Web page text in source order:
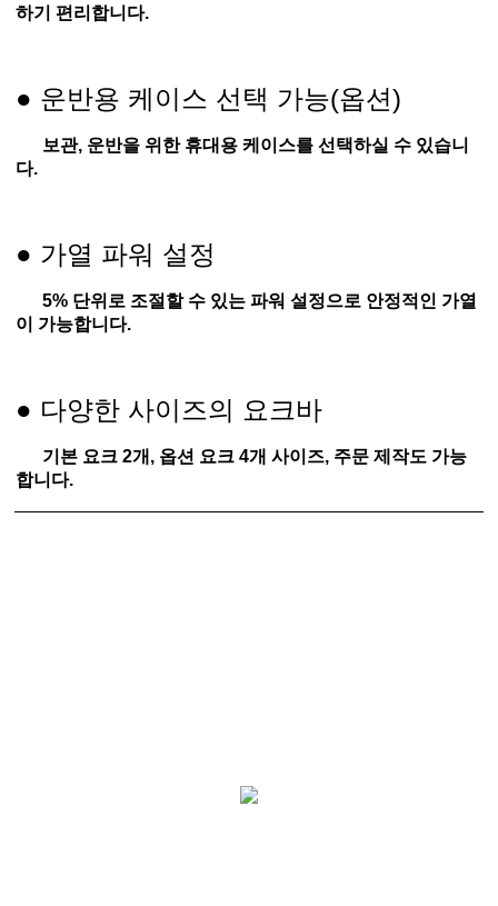
하기 편리합니다.
● 운반용 케이스 선택 가능(옵션)
보관, 운반을 위한 휴대용 케이스를 선택하실 수 있습니
다.
● 가열 파워 설정
5% 단위로 조절할 수 있는 파워 설정으로 안정적인 가열
이 가능합니다.
● 다양한 사이즈의 요크바
기본 요크 2개, 옵션 요크 4개 사이즈, 주문 제작도 가능
합니다.